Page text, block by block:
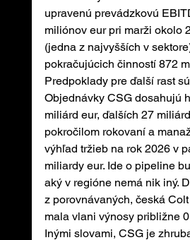
upravenú prevádzkovú
miliónov eur pri marži okolo
(jedna z najvyšších v
pokračujúcich činností 872
Predpoklady pre ďalší rast
Objednávky CSG dosahujú
miliárd eur, ďalších 27
pokročilom rokovaní a
výhľad tržieb na rok 2026 v
miliardy eur. Ide o pipeline
aký v regióne nemá nik iný.
z porovnávaných, česká
mala vlani výnosy približne
Inými slovami, CSG je